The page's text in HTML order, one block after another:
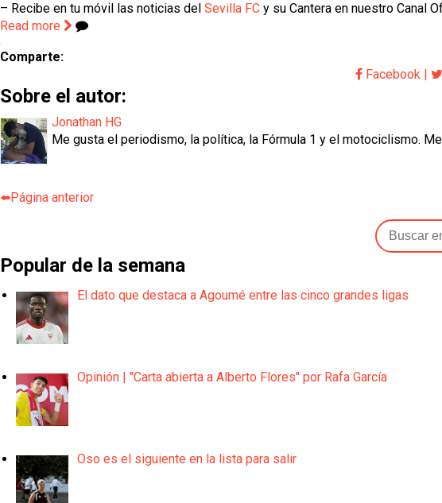
– Recibe en tu móvil las noticias del Sevilla FC y su Cantera en nuestro Canal
Read more
Comparte:
Facebook |
Sobre el autor:
Jonathan HG
Me gusta el periodismo, la política, la Fórmula 1 y el motociclismo.
⬅️Página anterior
Popular de la semana
El dato que destaca a Agoumé entre las cinco grandes ligas
Opinión | "Carta abierta a Alberto Flores" por Rafa García
Oso es el siguiente en la lista para salir